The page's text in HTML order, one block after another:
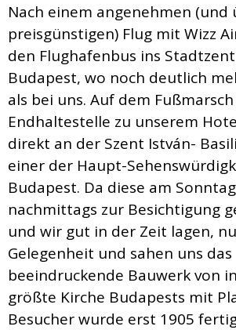
Nach einem angenehmen (und
preisgünstigen) Flug mit Wizz
den Flughafenbus ins
Budapest, wo noch deutlich
als bei uns. Auf dem
Endhaltestelle zu unserem
direkt an der Szent István-
einer der Haupt-
Budapest. Da diese am
nachmittags zur Besichtigung
und wir gut in der Zeit lagen,
Gelegenheit und sahen uns das
beeindruckende Bauwerk von
größte Kirche Budapests mit
Besucher wurde erst 1905